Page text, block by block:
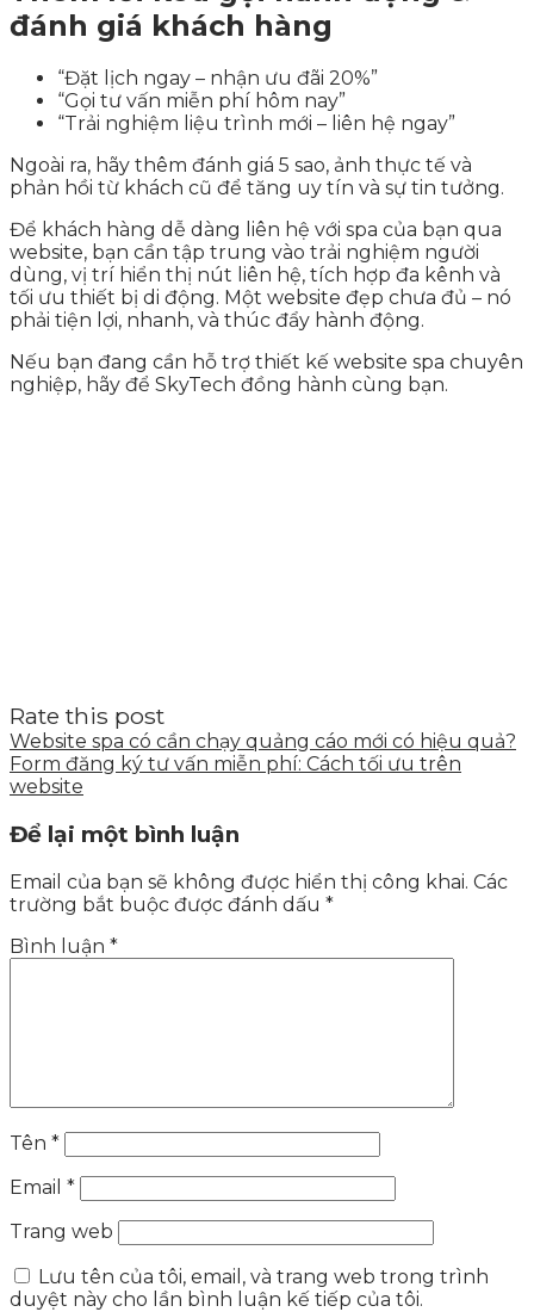
đánh giá khách hàng
“Đặt lịch ngay – nhận ưu đãi 20%”
“Gọi tư vấn miễn phí hôm nay”
“Trải nghiệm liệu trình mới – liên hệ ngay”
Ngoài ra, hãy thêm đánh giá 5 sao, ảnh thực tế và
phản hồi từ khách cũ để tăng uy tín và sự tin tưởng.
Để khách hàng dễ dàng liên hệ với spa của bạn qua
website, bạn cần tập trung vào trải nghiệm người
dùng, vị trí hiển thị nút liên hệ, tích hợp đa kênh và
tối ưu thiết bị di động. Một website đẹp chưa đủ – nó
phải tiện lợi, nhanh, và thúc đẩy hành động.
Nếu bạn đang cần hỗ trợ thiết kế website spa chuyên
nghiệp, hãy để SkyTech đồng hành cùng bạn.
Rate this post
Website spa có cần chạy quảng cáo mới có hiệu quả?
Form đăng ký tư vấn miễn phí: Cách tối ưu trên
website
Để lại một bình luận
Email của bạn sẽ không được hiển thị công khai. Các
trường bắt buộc được đánh dấu *
Bình luận *
Tên *
Email *
Trang web
Lưu tên của tôi, email, và trang web trong trình
duyệt này cho lần bình luận kế tiếp của tôi.